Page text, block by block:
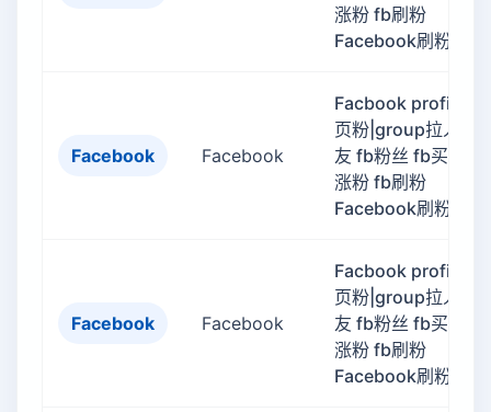
涨粉 fb刷粉
Facebook刷粉
Facebook Facebook
Facbook profile主
页粉|group拉人|好
友 fb粉丝 fb买粉 fb
涨粉 fb刷粉
Facebook刷粉
Facebook Facebook
Facbook profile主
页粉|group拉人|好
友 fb粉丝 fb买粉 fb
涨粉 fb刷粉
Facebook刷粉